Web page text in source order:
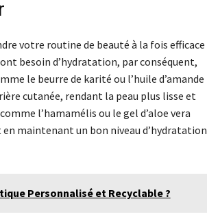
votre routine de beauté à la fois efficace
besoin d’hydratation, par conséquent,
le beurre de karité ou l’huile d’amande
cutanée, rendant la peau plus lisse et
l’hamamélis ou le gel d’aloe vera
maintenant un bon niveau d’hydratation
Personnalisé et Recyclable ?